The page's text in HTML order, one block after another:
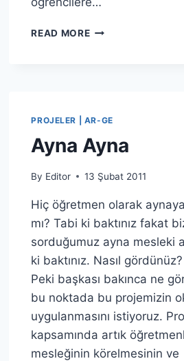
READ MOREÖĞRETMENLERE
PROJELER | AR-GE
Ayna Ayna
By Editor 13 Şubat 2011
Hiç öğretmen olarak aynaya
mı? Tabi ki baktınız fakat
sorduğumuz ayna mesleki
ki baktınız. Nasıl
Peki başkası bakınca ne
bu noktada bu projemizin
uygulanmasını istiyoruz.
kapsamında artık
mesleğinin körelmesinin ve